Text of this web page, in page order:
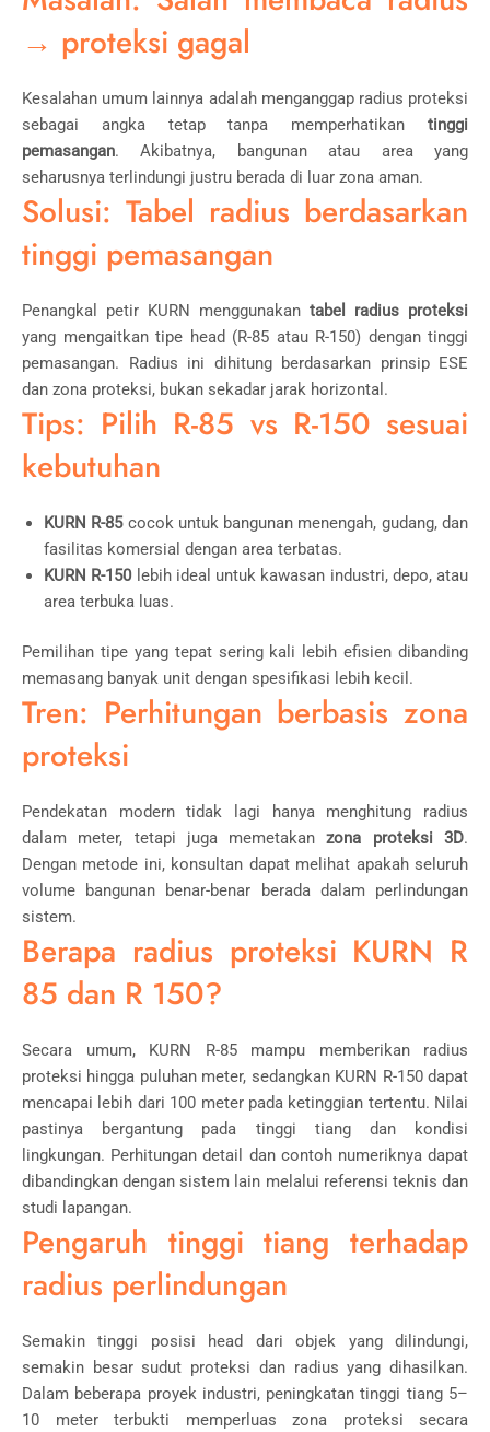
→ proteksi gagal
Kesalahan umum lainnya adalah menganggap radius proteksi
sebagai angka tetap tanpa memperhatikan tinggi
pemasangan. Akibatnya, bangunan atau area yang
seharusnya terlindungi justru berada di luar zona aman.
Solusi: Tabel radius berdasarkan
tinggi pemasangan
Penangkal petir KURN menggunakan tabel radius proteksi
yang mengaitkan tipe head (R-85 atau R-150) dengan tinggi
pemasangan. Radius ini dihitung berdasarkan prinsip ESE
dan zona proteksi, bukan sekadar jarak horizontal.
Tips: Pilih R-85 vs R-150 sesuai
kebutuhan
KURN R-85cocok untuk bangunan menengah, gudang, dan
fasilitas komersial dengan area terbatas.
KURN R-150lebih ideal untuk kawasan industri, depo, atau
area terbuka luas.
Pemilihan tipe yang tepat sering kali lebih efisien dibanding
memasang banyak unit dengan spesifikasi lebih kecil.
Tren: Perhitungan berbasis zona
proteksi
Pendekatan modern tidak lagi hanya menghitung radius
dalam meter, tetapi juga memetakanzona proteksi 3D.
Dengan metode ini, konsultan dapat melihat apakah seluruh
volume bangunan benar-benar berada dalam perlindungan
sistem.
Berapa radius proteksi KURN R
85 dan R 150?
Secara umum, KURN R-85 mampu memberikan radius
proteksi hingga puluhan meter, sedangkan KURN R-150 dapat
mencapai lebih dari 100 meter pada ketinggian tertentu. Nilai
pastinya bergantung pada tinggi tiang dan kondisi
lingkungan. Perhitungan detail dan contoh numeriknya dapat
dibandingkan dengan sistem lain melalui referensi teknis dan
studi lapangan.
Pengaruh tinggi tiang terhadap
radius perlindungan
Semakin tinggi posisi head dari objek yang dilindungi,
semakin besar sudut proteksi dan radius yang dihasilkan.
Dalam beberapa proyek industri, peningkatan tinggi tiang 5–
10 meter terbukti memperluas zona proteksi secara